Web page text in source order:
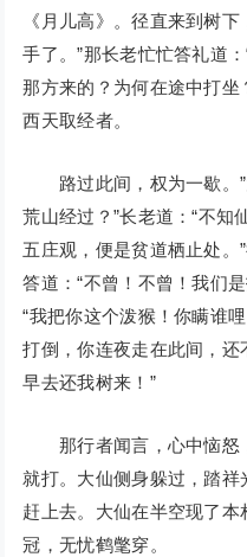
《月儿高》。径直来到树
手了。”那长老忙忙答礼道
那方来的？为何在途中打坐
西天取经者。
路过此间，权为一歇。”
荒山经过？”长老道：“不知
五庄观，便是贫道栖止处。
答道：“不曾！不曾！我们
“我把你这个泼猴！你瞒谁
打倒，你连夜走在此间，
早去还我树来！”
那行者闻言，心中恼怒
就打。大仙侧身躲过，踏祥
赶上去。大仙在半空现了
冠，无忧鹤氅穿。